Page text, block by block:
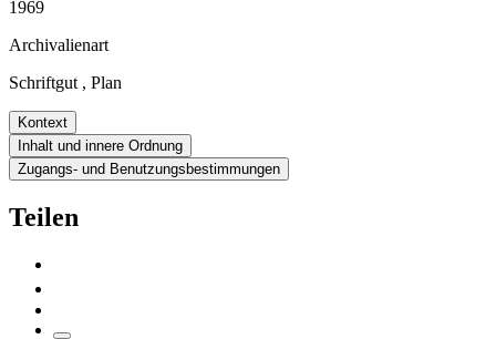
1969
Archivalienart
Schriftgut , Plan
Kontext
Inhalt und innere Ordnung
Zugangs- und Benutzungsbestimmungen
Teilen